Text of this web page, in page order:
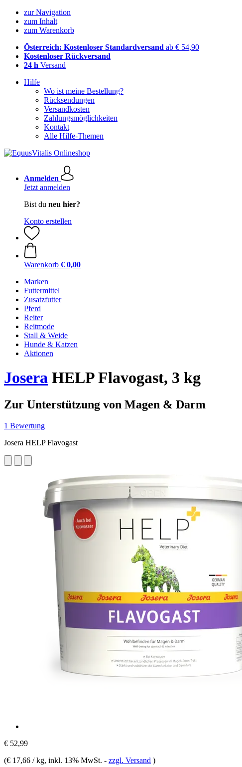
zur Navigation
zum Inhalt
zum Warenkorb
Österreich: Kostenloser Standardversand ab € 54,90
Kostenloser Rückversand
24 h Versand
Hilfe
Wo ist meine Bestellung?
Rücksendungen
Versandkosten
Zahlungsmöglichkeiten
Kontakt
Alle Hilfe-Themen
Anmelden
Jetzt anmelden
Bist du neu hier?
Konto erstellen
Warenkorb € 0,00
Marken
Futtermittel
Zusatzfutter
Pferd
Reiter
Reitmode
Stall & Weide
Hunde & Katzen
Aktionen
Josera HELP Flavogast, 3 kg
Zur Unterstützung von Magen & Darm
1 Bewertung
Josera HELP Flavogast
€ 52,99
(€ 17,66 / kg, inkl. 13% MwSt. - zzgl. Versand )